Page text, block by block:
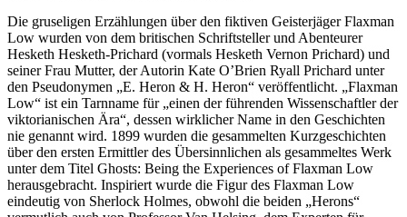
Die gruseligen Erzählungen über den fiktiven Geisterjäger Flaxman
Low wurden von dem britischen Schriftsteller und Abenteurer
Hesketh Hesketh-Prichard (vormals Hesketh Vernon Prichard) und
seiner Frau Mutter, der Autorin Kate O’Brien Ryall Prichard unter
den Pseudonymen „E. Heron & H. Heron“ veröffentlicht. „Flaxman
Low“ ist ein Tarnname für „einen der führenden Wissenschaftler der
viktorianischen Ära“, dessen wirklicher Name in den Geschichten
nie genannt wird. 1899 wurden die gesammelten Kurzgeschichten
über den ersten Ermittler des Übersinnlichen als gesammeltes Werk
unter dem Titel Ghosts: Being the Experiences of Flaxman Low
herausgebracht. Inspiriert wurde die Figur des Flaxman Low
eindeutig von Sherlock Holmes, obwohl die beiden „Herons“